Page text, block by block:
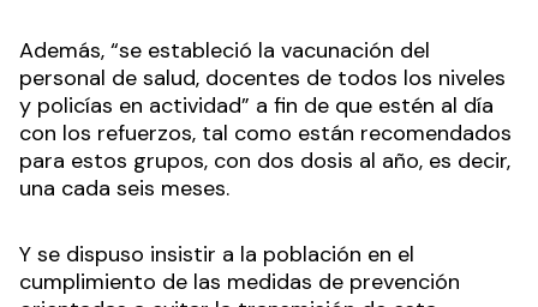
Además, “se estableció la vacunación del
personal de salud, docentes de todos los niveles
y policías en actividad” a fin de que estén al día
con los refuerzos, tal como están recomendados
para estos grupos, con dos dosis al año, es decir,
una cada seis meses.
Y se dispuso insistir a la población en el
cumplimiento de las medidas de prevención